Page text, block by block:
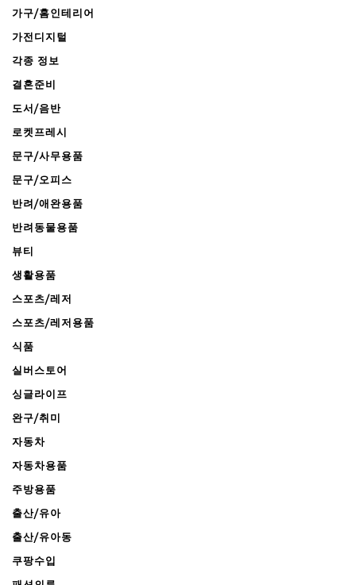
가구/홈인테리어
가전디지털
각종 정보
결혼준비
도서/음반
로켓프레시
문구/사무용품
문구/오피스
반려/애완용품
반려동물용품
뷰티
생활용품
스포츠/레저
스포츠/레저용품
식품
실버스토어
싱글라이프
완구/취미
자동차
자동차용품
주방용품
출산/유아
출산/유아동
쿠팡수입